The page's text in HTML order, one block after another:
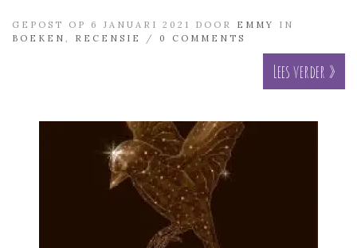
GEPOST OP 6 JANUARI 2021 DOOR EMMY
IN
BOEKEN
RECENSIE / 0 COMMENTS
Lees verder »